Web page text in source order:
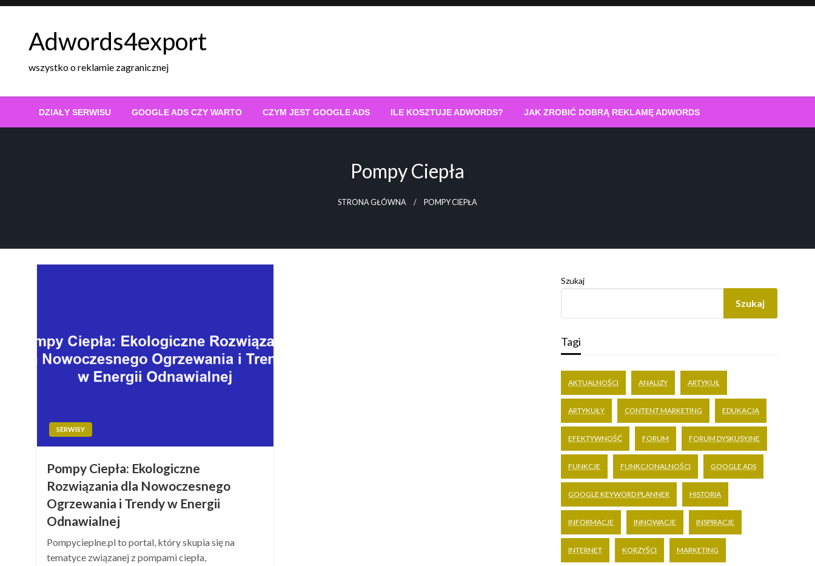
Skip
Adwords4export
wszystko o reklamie zagranicznej
DZIAŁY SERWISU GOOGLE ADS CZY WARTO CZYM JEST GOOGLE ADS ILE KOSZTUJE ADWORDS? JAK ZROBIĆ DOBRĄ REKLAMĘ ADWORDS
Pompy Ciepła
STRONA GŁÓWNA POMPY CIEPŁA
SERWISY
Pompy Ciepła: Ekologiczne
Rozwiązania dla Nowoczesnego
Ogrzewania i Trendy w Energii
Odnawialnej
Pompycieplne.pl to portal, który skupia się na
tematyce związanej z pompami ciepła,
Szukaj
Szukaj
Tagi
AKTUALNOŚCI ANALIZY ARTYKUŁ
ARTYKUŁY CONTENT MARKETING EDUKACJA
EFEKTYWNOŚĆ FORUM FORUM DYSKUSYJNE
FUNKCJE FUNKCJONALNOŚCI GOOGLE ADS
GOOGLE KEYWORD PLANNER HISTORIA
INFORMACJE INNOWACJE INSPIRACJE
INTERNET KORZYŚCI MARKETING